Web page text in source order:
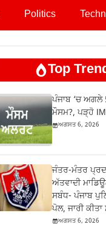
Politics
Top
ਪੰਜਾਬ ‘ਚ ਅਗਲੇ
ਮੌਸਮ?, ਪੜ੍ਹੋ
ਅਗਸਤ 6, 2026
ਜੰਤਰ-ਮੰਤਰ
ਅੱਤਵਾਦੀ
ਸਬੰਧ- ਪੰਜਾਬ
ਪੋਲ, ਜਾਰੀ
ਅਗਸਤ 6, 2026